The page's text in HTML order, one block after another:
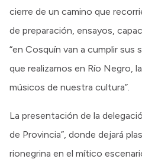
cierre de un camino que
de preparación, ensayos,
“en Cosquín van a cumplir sus
que realizamos en Río Negro,
músicos de nuestra cultura”.
La presentación de la
de Provincia”, donde dejará
rionegrina en el mítico